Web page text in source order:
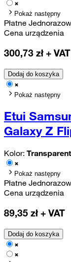
Pokaż następny
Płatne
Cena urządzenia
300,73 zł + VAT
Dodaj do koszyka
Pokaż następny
Etui
Galaxy Z
Kolor:
Pokaż następny
Płatne
Cena urządzenia
89,35 zł + VAT
Dodaj do koszyka